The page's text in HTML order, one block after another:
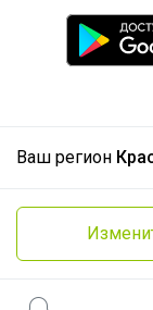
Ваш регион
© ООО